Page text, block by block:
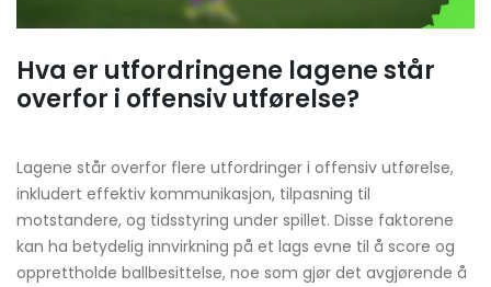
Hva er utfordringene lagene står
overfor i offensiv utførelse?
Lagene står overfor flere utfordringer i offensiv utførelse,
inkludert effektiv kommunikasjon, tilpasning til
motstandere, og tidsstyring under spillet. Disse faktorene
kan ha betydelig innvirkning på et lags evne til å score og
opprettholde ballbesittelse, noe som gjør det avgjørende å